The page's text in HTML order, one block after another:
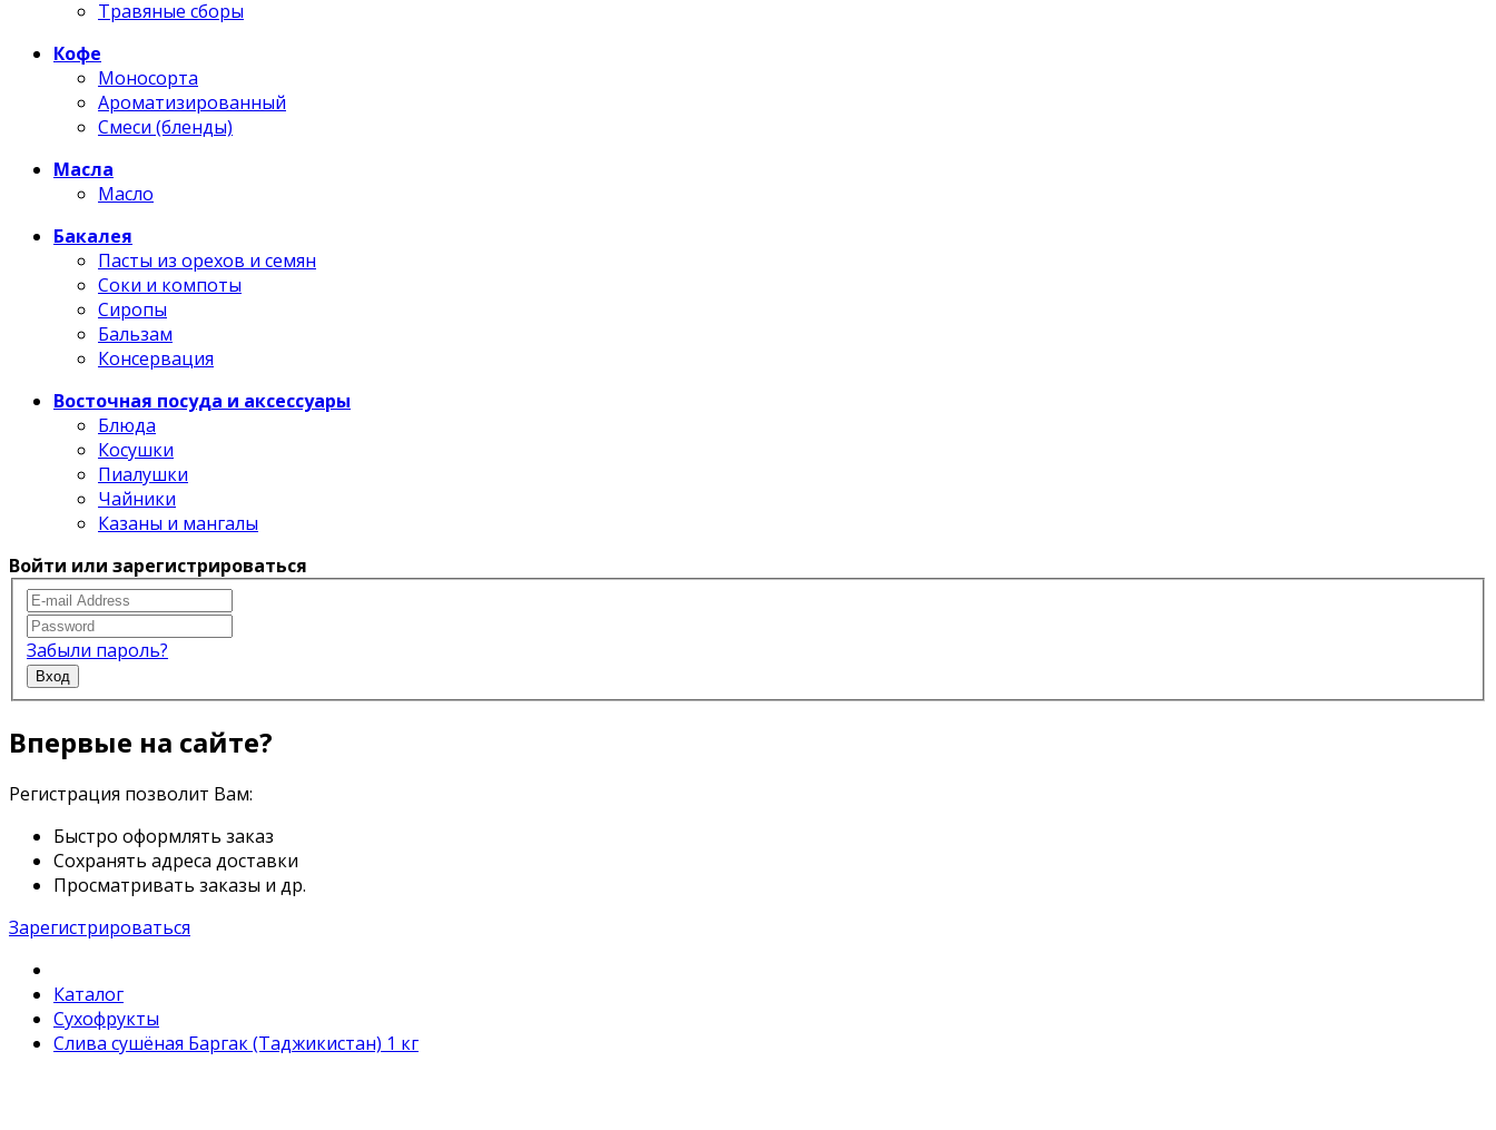
Травяные сборы
Кофе
Моносорта
Ароматизированный
Смеси (бленды)
Масла
Масло
Бакалея
Пасты из орехов и семян
Соки и компоты
Сиропы
Бальзам
Консервация
Восточная посуда и аксессуары
Блюда
Косушки
Пиалушки
Чайники
Казаны и мангалы
Войти или зарегистрироваться
Забыли пароль?
Вход
Впервые на сайте?
Регистрация позволит Вам:
Быстро оформлять заказ
Сохранять адреса доставки
Просматривать заказы и др.
Зарегистрироваться
Каталог
Сухофрукты
Слива сушёная Баргак (Таджикистан) 1 кг